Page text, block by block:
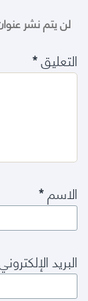
لن يتم نشر
التعليق*
الاسم*
البريد